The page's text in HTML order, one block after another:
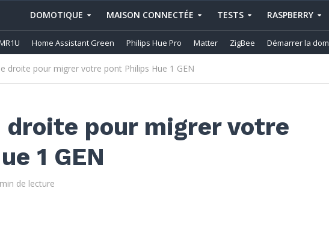
DOMOTIQUE MAISON CONNECTÉE TESTS RASPBERRY
Home Assistant Green Philips Hue Pro Matter ZigBee Démarrer la
droite pour migrer votre pont Philips Hue 1 GEN
droite pour migrer votre
1 GEN
de lecture